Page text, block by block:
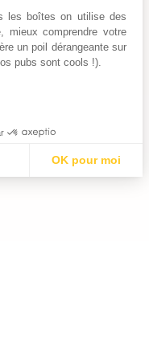
les boîtes on utilise des
mieux comprendre votre
un poil dérangeante sur
pubs sont cools !).
OK pour moi
et de gérer vos